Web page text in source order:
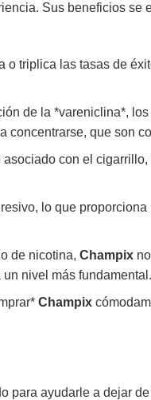
Sus beneficios se
o triplica las tasas de
de la *vareniclina*,
que son
con el
lo que
de nicotina, Champixno
nivel más fundamental.
Champix
para ayudarle a dejar